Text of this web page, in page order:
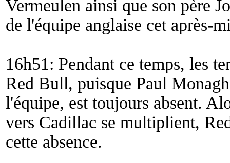
Vermeulen ainsi que son père
de l'équipe anglaise cet après-
16h51: Pendant ce temps, les
Red Bull, puisque Paul
l'équipe, est toujours absent.
vers Cadillac se multiplient,
cette absence.